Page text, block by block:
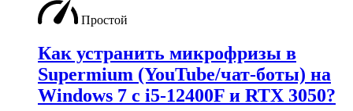
Простой
Как устранить микрофризы в
Supermium (YouTube/чат-боты) на
Windows 7 с i5-12400F и RTX 3050?